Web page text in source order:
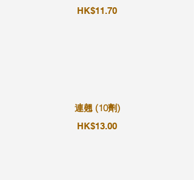
HK$11.70
連翹 (10劑)
HK$13.00